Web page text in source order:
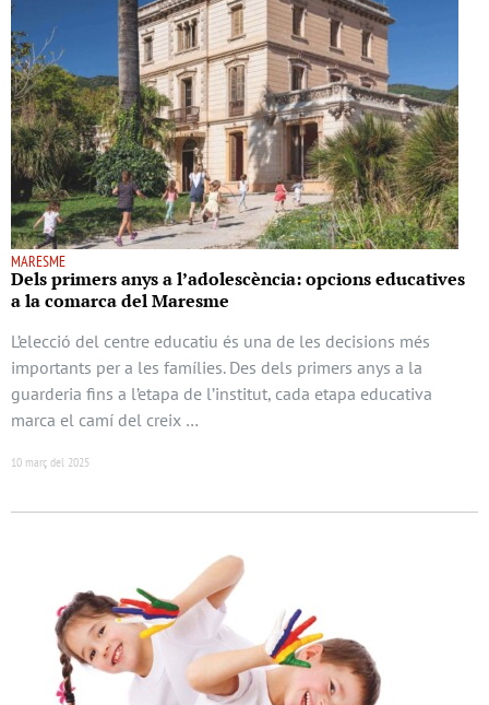
MARESME
Dels primers anys a l’adolescència: opcions educatives
a la comarca del Maresme
L’elecció del centre educatiu és una de les decisions més
importants per a les famílies. Des dels primers anys a la
guarderia fins a l’etapa de l’institut, cada etapa educativa
marca el camí del creix …
10 març del 2025